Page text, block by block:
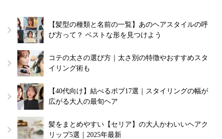
【髪型の種類と名前の一覧】あのヘアスタイルの呼
び方って？ ベストな形を見つけよう
コテの太さの選び方｜太さ別の特徴やおすすめスタ
イリング術も
【40代向け】結べるボブ17選｜スタイリングの幅が
広がる大人の最旬ヘア
髪をまとめやすい【セリア】の大人かわいいヘアク
リップ5選｜2025年最新